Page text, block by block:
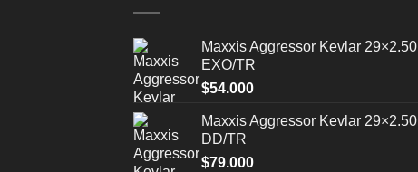
Maxxis Aggressor Kevlar 29×2.50
EXO/TR
$54.000
Maxxis Aggressor Kevlar 29×2.50
DD/TR
$79.000